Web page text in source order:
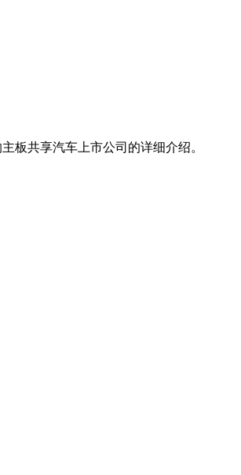
板共享汽车上市公司的详细介绍。